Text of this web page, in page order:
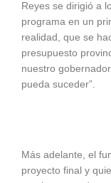
Reyes se dirigió a
programa en un
realidad, que se
presupuesto
nuestro
pueda suceder”.
Más adelante, el
proyecto final y